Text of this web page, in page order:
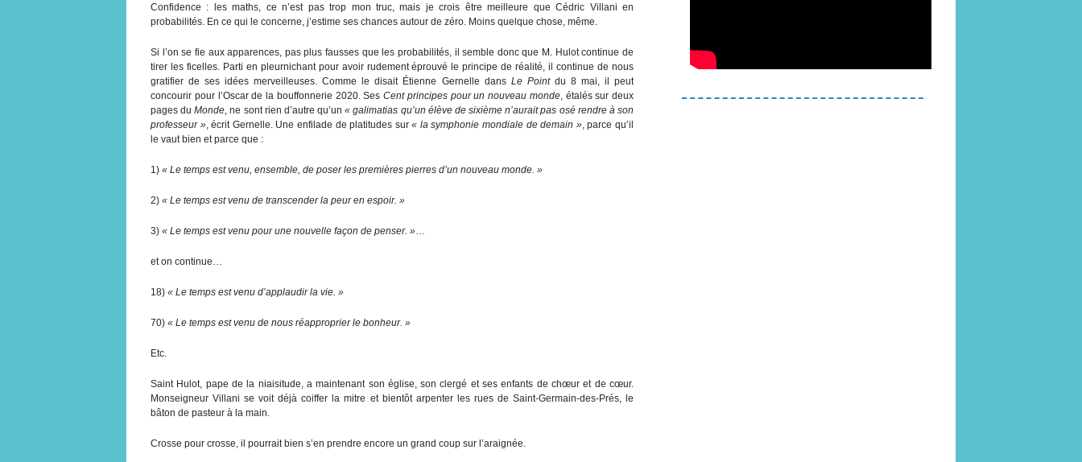
Confidence : les maths, ce n’est pas trop mon truc, mais je crois être meilleure que Cédric Villani en
probabilités. En ce qui le concerne, j’estime ses chances autour de zéro. Moins quelque chose, même.
Si l’on se fie aux apparences, pas plus fausses que les probabilités, il semble donc que M. Hulot continue de
tirer les ficelles. Parti en pleurnichant pour avoir rudement éprouvé le principe de réalité, il continue de nous
gratifier de ses idées merveilleuses. Comme le disait Étienne Gernelle dans Le Pointdu 8 mai, il peut
concourir pour l’Oscar de la bouffonnerie 2020. Ses Cent principes pour un nouveau monde, étalés sur deux
pages duMonde, ne sont rien d’autre qu’un« galimatias qu’un élève de sixième n’aurait pas osé rendre à son
professeur », écrit Gernelle. Une enfilade de platitudes sur« la symphonie mondiale de demain », parce qu’il
le vaut bien et parce que :
1) « Le temps est venu, ensemble, de poser les premières pierres d’un nouveau monde. »
2) « Le temps est venu de transcender la peur en espoir. »
3) « Le temps est venu pour une nouvelle façon de penser. »…
et on continue…
18) « Le temps est venu d’applaudir la vie. »
70) « Le temps est venu de nous réapproprier le bonheur. »
Etc.
Saint Hulot, pape de la niaisitude, a maintenant son église, son clergé et ses enfants de chœur et de cœur.
Monseigneur Villani se voit déjà coiffer la mitre et bientôt arpenter les rues de Saint-Germain-des-Prés, le
bâton de pasteur à la main.
Crosse pour crosse, il pourrait bien s’en prendre encore un grand coup sur l’araignée.